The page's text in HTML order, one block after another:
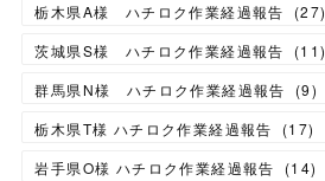
栃木県A様 ハチロク作業経過報告
(27)
茨城県S様 ハチロク作業経過報告
(11)
群馬県N様 ハチロク作業経過報告
(9)
栃木県T様 ハチロク作業経過報告
(17)
岩手県O様 ハチロク作業経過報告
(14)